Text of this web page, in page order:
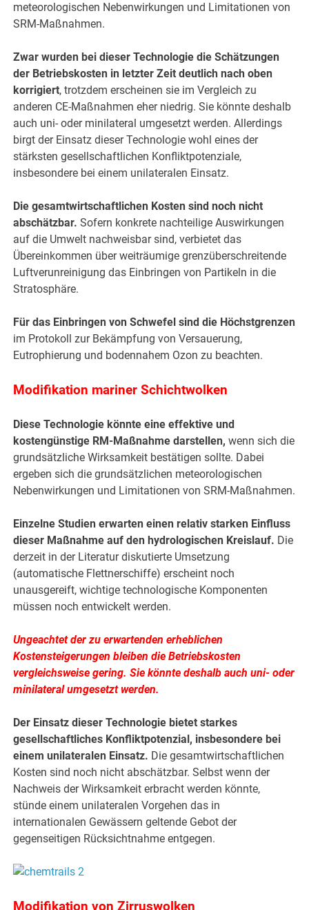
meteorologischen Nebenwirkungen und Limitationen von
SRM-Maßnahmen.
Zwar wurden bei dieser Technologie die Schätzungen
der Betriebskosten in letzter Zeit deutlich nach oben
korrigiert, trotzdem erscheinen sie im Vergleich zu
anderen CE-Maßnahmen eher niedrig. Sie könnte deshalb
auch uni- oder minilateral umgesetzt werden. Allerdings
birgt der Einsatz dieser Technologie wohl eines der
stärksten gesellschaftlichen Konfliktpotenziale,
insbesondere bei einem unilateralen Einsatz.
Die gesamtwirtschaftlichen Kosten sind noch nicht
abschätzbar. Sofern konkrete nachteilige Auswirkungen
auf die Umwelt nachweisbar sind, verbietet das
Übereinkommen über weiträumige grenzüberschreitende
Luftverunreinigung das Einbringen von Partikeln in die
Stratosphäre.
Für das Einbringen von Schwefel sind die Höchstgrenzen
im Protokoll zur Bekämpfung von Versauerung,
Eutrophierung und bodennahem Ozon zu beachten.
Modifikation mariner Schichtwolken
Diese Technologie könnte eine effektive und
kostengünstige RM-Maßnahme darstellen, wenn sich die
grundsätzliche Wirksamkeit bestätigen sollte. Dabei
ergeben sich die grundsätzlichen meteorologischen
Nebenwirkungen und Limitationen von SRM-Maßnahmen.
Einzelne Studien erwarten einen relativ starken Einfluss
dieser Maßnahme auf den hydrologischen Kreislauf. Die
derzeit in der Literatur diskutierte Umsetzung
(automatische Flettnerschiffe) erscheint noch
unausgereift, wichtige technologische Komponenten
müssen noch entwickelt werden.
Ungeachtet der zu erwartenden erheblichen
Kostensteigerungen bleiben die Betriebskosten
vergleichsweise gering. Sie könnte deshalb auch uni- oder
minilateral umgesetzt werden.
Der Einsatz dieser Technologie bietet starkes
gesellschaftliches Konfliktpotenzial, insbesondere bei
einem unilateralen Einsatz. Die gesamtwirtschaftlichen
Kosten sind noch nicht abschätzbar. Selbst wenn der
Nachweis der Wirksamkeit erbracht werden könnte,
stünde einem unilateralen Vorgehen das in
internationalen Gewässern geltende Gebot der
gegenseitigen Rücksichtnahme entgegen.
Modifikation von Zirruswolken